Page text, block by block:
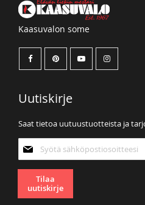
Kaasuvalon some
Uutiskirje
Saat tietoa uutuustuotteista ja
uutiskirjeemme:
Tilaa
uutiskirje